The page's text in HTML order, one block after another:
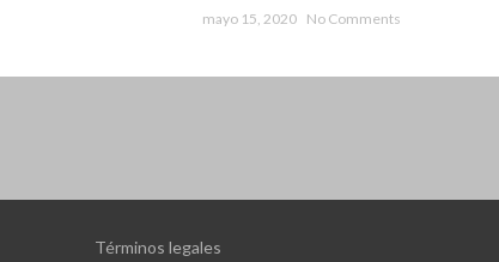
mayo 15, 2020 No Comments
Términos legales